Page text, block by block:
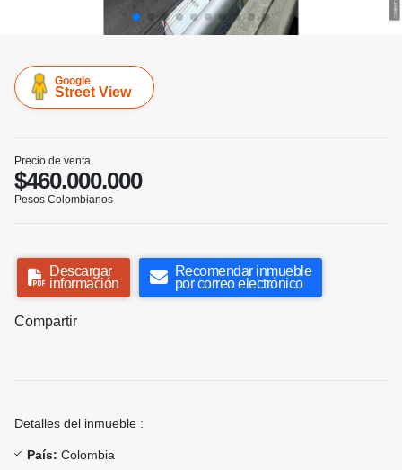
Google
Street View
Precio de venta
$460.000.000
Pesos Colombianos
Descargar
información
Recomendar inmueble
por correo electrónico
Compartir
Detalles del inmueble :
País: Colombia